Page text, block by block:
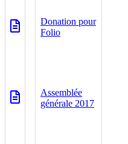
Donation pour
Folio
Assemblée
générale 2017